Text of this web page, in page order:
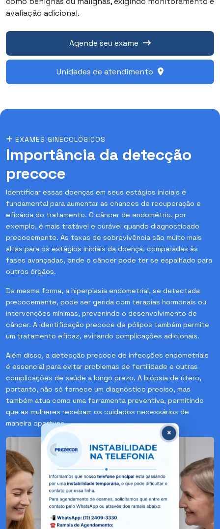
avaliação adicional.
Agende seu exame
Unidades de atendimento
EXAMES GINECOLÓGICOS
Importância da detecção
precoce
Identificar essas doenças em seus estágios iniciais é
fundamental para aumentar as chances de recuperação e
eficácia do tratamento. O câncer de endométrio, por
exemplo, é mais tratável e curável quando diagnosticado
precocemente. As taxas de sobrevivência são muito mais
altas para os estágios iniciais da doença, comparadas às
fases avançadas, onde o câncer pode ter se espalhado para
outros órgãos.
Da mesma forma, a hiperplasia endometrial, se detectada
precocemente, pode ser gerida com terapias hormonais ou
intervenções mínimas, prevenindo o desenvolvimento de
câncer. A identificação precoce de pólipos também permite
um tratamento eficaz, evitando complicações adicionais.
Além disso, a detecção precoce de infecções endometriais
é essencial para evitar problemas de fertilidade e outras
complicações de saúde a longo prazo. A biópsia de útero,
portanto, não só fornece um diagnóstico preciso, mas
também atua como uma ferramenta preventiva, permitindo
que as mulheres recebam os cuidados necessários de
maneira oportuna.
×